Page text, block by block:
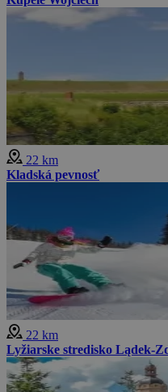
22 km
Kladská pevnosť
22 km
Lyžiarske stredisko Lądek-